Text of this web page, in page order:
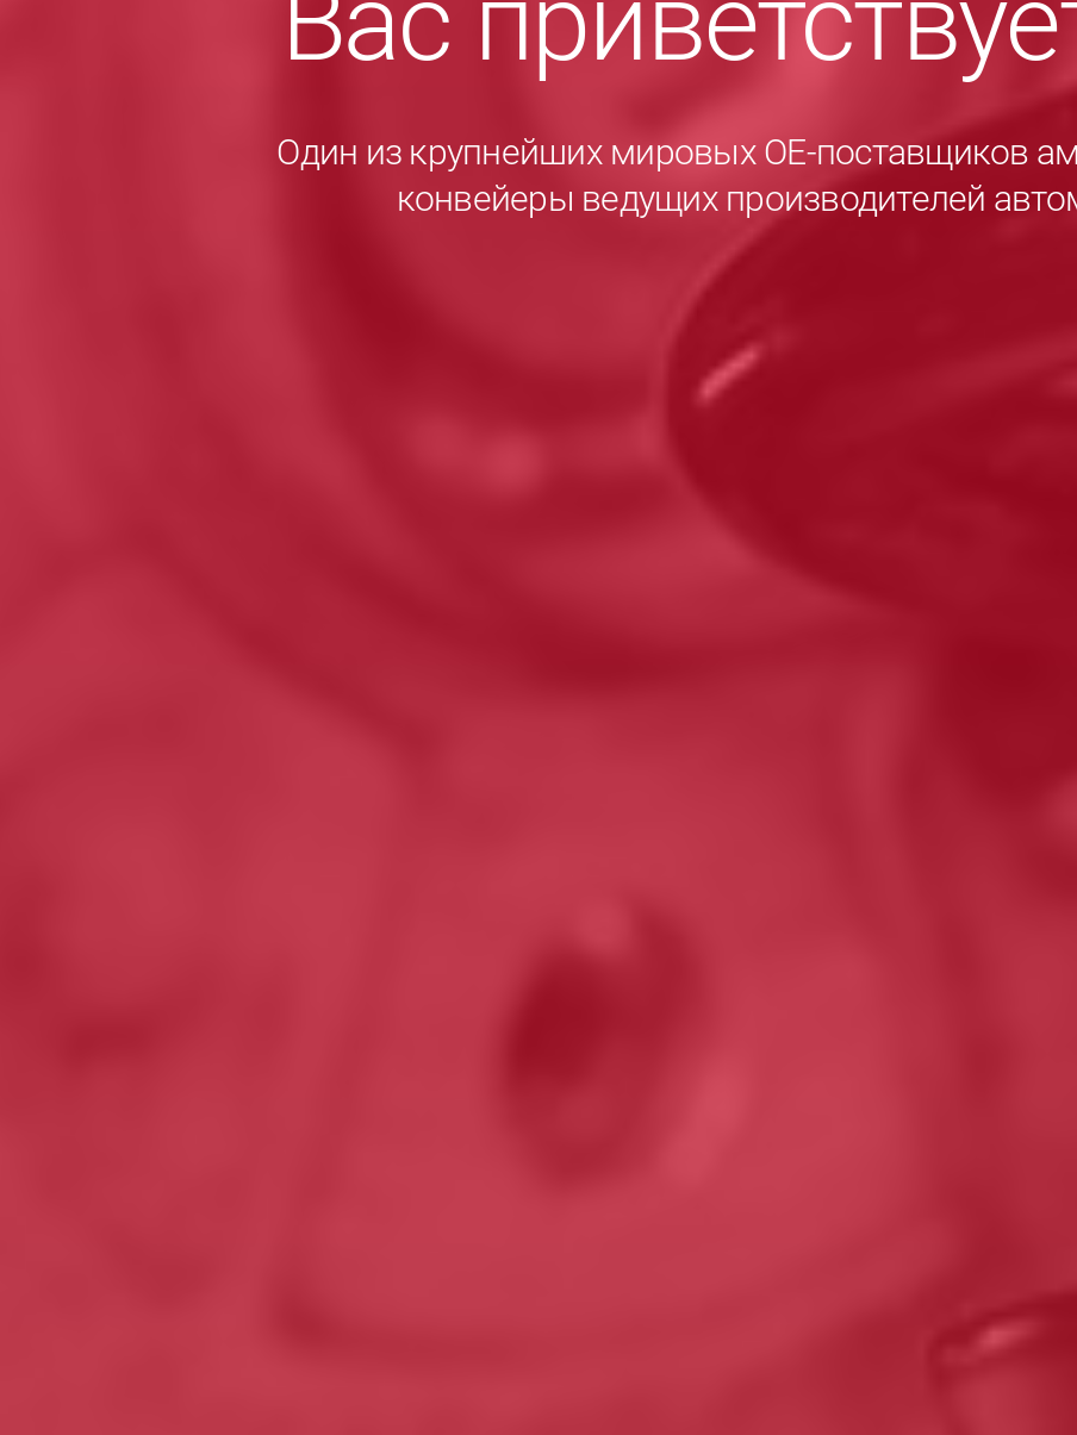
Один из крупнейших мировых ОЕ-поставщиков
конвейеры ведущих производителей